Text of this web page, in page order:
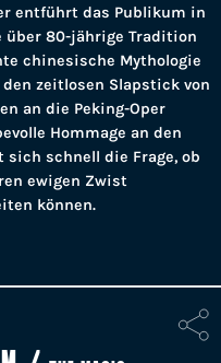
entführt das Publikum in
über 80-jährige Tradition
chinesische Mythologie
zeitlosen Slapstick von
an die Peking-Oper
Hommage an den
schnell die Frage, ob
ewigen Zwist
können.